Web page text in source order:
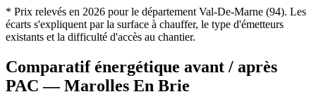
* Prix relevés en 2026 pour le département Val-De-Marne (94). Les
écarts s'expliquent par la surface à chauffer, le type d'émetteurs
existants et la difficulté d'accès au chantier.
Comparatif énergétique avant / après
PAC —Marolles En Brie